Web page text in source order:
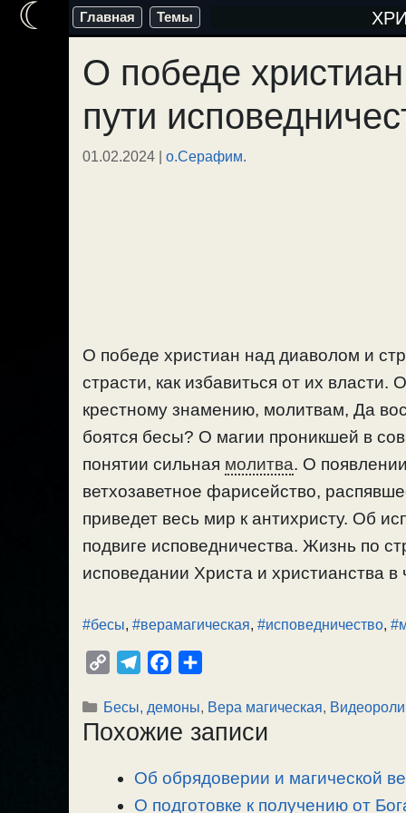
Перейти
содержимому
Главная Темы
О победе
пути
01.02.2024 | о.Серафим.
О победе христиан над диаволом и
страсти, как избавиться от их власти.
крестному знамению, молитвам, Да
боятся бесы? О магии проникшей в
понятии сильная молитва. О
ветхозаветное фарисейство,
приведет весь мир к антихристу. Об
подвиге исповедничества. Жизнь по
исповедании Христа и христианства
#бесы, #верамагическая, #исповедничество,
p
y
l
e
r
a
c
e
o
o
п
р
в
и
Рубрики
Бесы, демоны, Вера магическая,
Похожие записи
Об обрядоверии и магической
О подготовке к получению от
☾